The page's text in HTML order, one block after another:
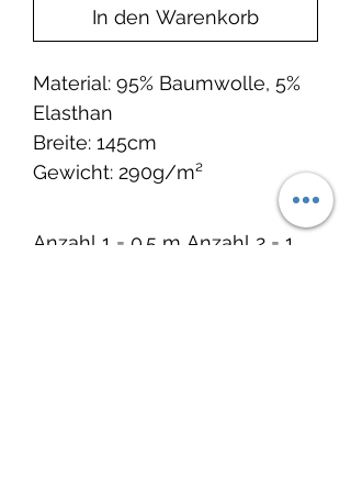
In den Warenkorb
Material: 95% Baumwolle, 5%
Elasthan
Breite: 145cm
Gewicht: 290g/m²
Anzahl 1 = 0.5 m Anzahl 2 = 1